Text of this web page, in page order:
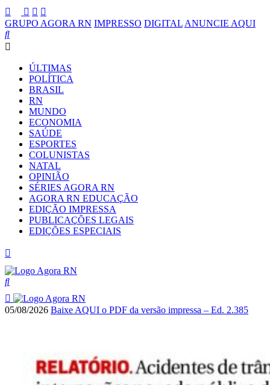
GRUPO AGORA RN IMPRESSO DIGITAL ANUNCIE AQUI
ÚLTIMAS
POLÍTICA
BRASIL
RN
MUNDO
ECONOMIA
SAÚDE
ESPORTES
COLUNISTAS
NATAL
OPINIÃO
SÉRIES AGORA RN
AGORA RN EDUCAÇÃO
EDIÇÃO IMPRESSA
PUBLICAÇÕES LEGAIS
EDIÇÕES ESPECIAIS
05/08/2026 Baixe AQUI o PDF da versão impressa – Ed. 2.385